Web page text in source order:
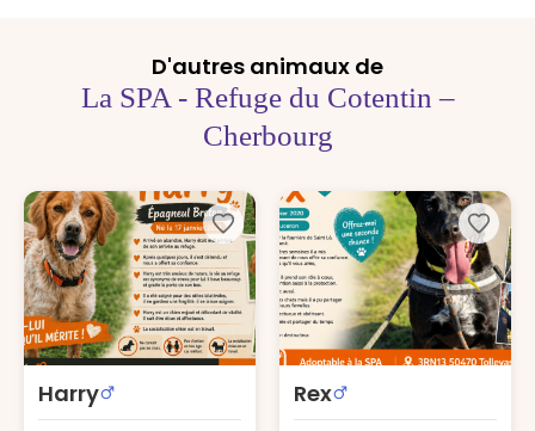
D'autres animaux de
La SPA - Refuge du Cotentin –
Cherbourg
Harry Rex